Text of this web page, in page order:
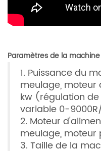
Paramètres de la
1. Puissance du
meulage, moteur
kw (régulation
variable 0-
2. Moteur
meulage, moteur
3. Taille de la